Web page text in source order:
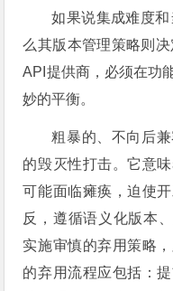
如果说集成难度和
么其版本管理策略则决
API提供商，必须在功
妙的平衡。
粗暴的、不向后
的毁灭性打击。它意
可能面临瘫痪，迫使
反，遵循语义化版本
实施审慎的弃用策略
的弃用流程应包括：